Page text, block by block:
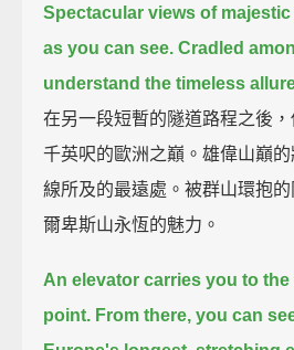
Spectacular views of
as you can see. Cradled
understand the timeless
在另一段短暫的隧道路程之後
千英呎的歐洲之巔。雄偉山巔
線所及的最遠處。被群山環抱
爾卑斯山永恆的魅力。
An elevator carries you to
point. From there, you can